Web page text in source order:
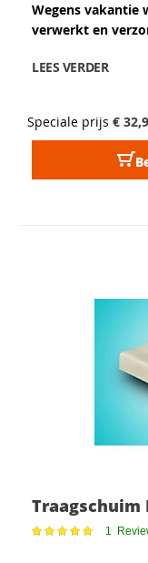
Wegens vakantie
verwerkt en
LEES VERDER
Speciale prijs €
Traagschuim
Waardering: 1